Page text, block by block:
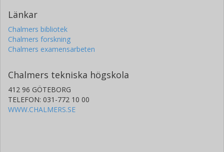
Länkar
Chalmers bibliotek
Chalmers forskning
Chalmers examensarbeten
Chalmers tekniska högskola
412 96 GÖTEBORG
TELEFON: 031-772 10 00
WWW.CHALMERS.SE